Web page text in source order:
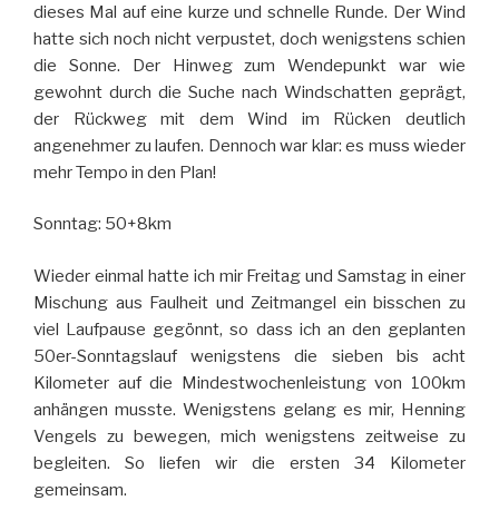
dieses Mal auf eine kurze und schnelle Runde. Der Wind
hatte sich noch nicht verpustet, doch wenigstens schien
die Sonne. Der Hinweg zum Wendepunkt war wie
gewohnt durch die Suche nach Windschatten geprägt,
der Rückweg mit dem Wind im Rücken deutlich
angenehmer zu laufen. Dennoch war klar: es muss wieder
mehr Tempo in den Plan!
Sonntag: 50+8km
Wieder einmal hatte ich mir Freitag und Samstag in einer
Mischung aus Faulheit und Zeitmangel ein bisschen zu
viel Laufpause gegönnt, so dass ich an den geplanten
50er-Sonntagslauf wenigstens die sieben bis acht
Kilometer auf die Mindestwochenleistung von 100km
anhängen musste. Wenigstens gelang es mir, Henning
Vengels zu bewegen, mich wenigstens zeitweise zu
begleiten. So liefen wir die ersten 34 Kilometer
gemeinsam.